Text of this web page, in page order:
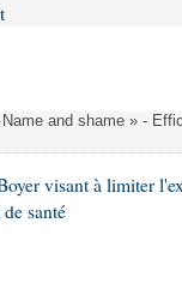
and shame » -
visant à limiter
santé